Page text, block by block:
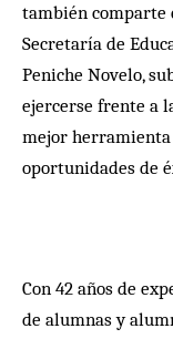
también comparte
Secretaría de
Peniche Novelo,
ejercerse frente a
mejor
oportunidades de
Con 42 años de
de alumnas y